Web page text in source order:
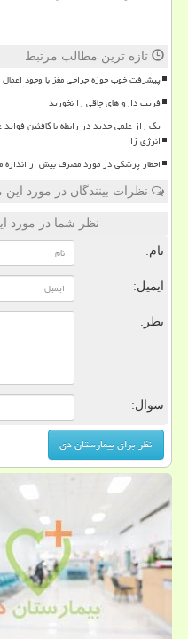
تازه ترین مطالب مرتبط
پیشرفت خوب حوزه جراحی مغز با وجود اعمال
فریب دارو های چاقی را نخورید
یک راز علمی جدید در رابطه با کافئین
انرژی زا
اخطار پزشکی در مورد مصرف بیش از
نظرات بینندگان در مورد
نظر شما در مورد
نام:
ایمیل:
نظر:
سوال: